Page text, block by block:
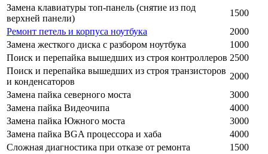
Замена клавиатуры топ-панель (снятие из под
верхней панели)
1500
Ремонт петель и корпуса ноутбука
2000
Замена жесткого диска с разбором ноутбука
1000
Поиск и перепайка вышедших из строя контроллеров 2500
Поиск и перепайка вышедших из строя транзисторов
и конденсаторов
2000
Замена пайка северного моста
3000
Замена пайка Видеочипа
4000
Замена пайка Южного моста
3000
Замена пайка BGA процессора и хаба
4000
Сложная диагностика при отказе от ремонта
1500